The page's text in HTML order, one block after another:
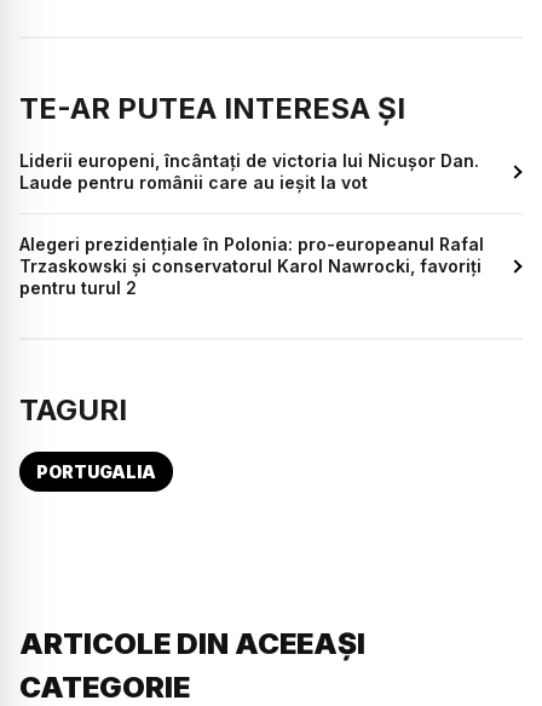
TE-AR PUTEA INTERESA ȘI
Liderii europeni, încântați de victoria lui Nicușor Dan.
Laude pentru românii care au ieșit la vot
Alegeri prezidențiale în Polonia: pro-europeanul Rafal
Trzaskowski și conservatorul Karol Nawrocki, favoriți
pentru turul 2
TAGURI
PORTUGALIA
ARTICOLE DIN ACEEAȘI
CATEGORIE